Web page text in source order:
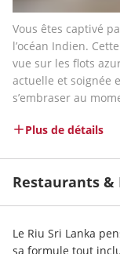
Vous êtes captivé
l’océan Indien.
vue sur les flots
actuelle et soignée
s’embraser au
Plus de détails
Restaurants &
Le Riu Sri Lanka
sa formule tout